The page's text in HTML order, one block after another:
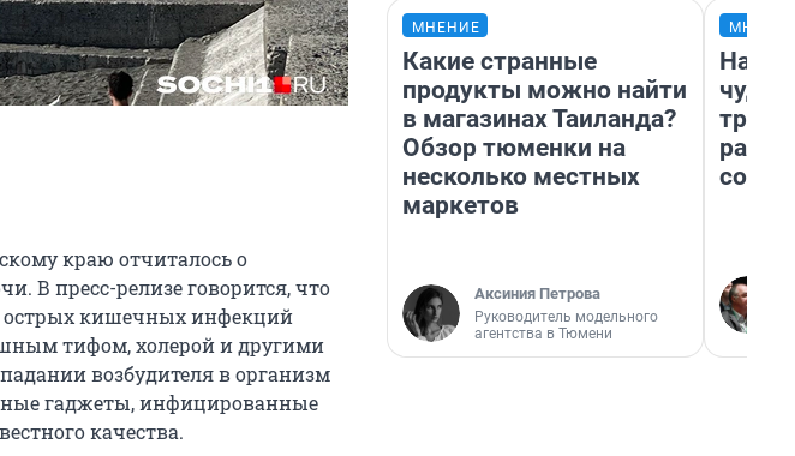
краю отчиталось о
В пресс-релизе говорится, что
острых кишечных инфекций
тифом, холерой и другими
возбудителя в организм
гаджеты, инфицированные
качества.
МНЕНИЕ
Какие странные
продукты можно найти
в магазинах Таиланда?
Обзор тюменки на
несколько местных
маркетов
Аксиния Петрова
Руководитель модельного
агентства в Тюмени